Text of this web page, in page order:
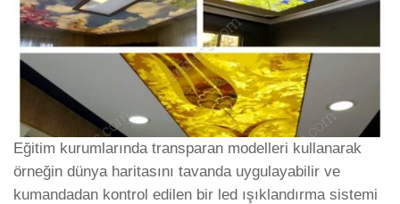
Eğitim kurumlarında transparan modelleri kullanarak
örneğin dünya haritasını tavanda uygulayabilir ve
kumandadan kontrol edilen bir led ışıklandırma sistemi